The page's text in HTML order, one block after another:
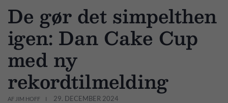
De gør det simpelthen
igen: Dan Cake Cup
med ny
rekordtilmelding
AF JIM HOFF 29. DECEMBER 2024